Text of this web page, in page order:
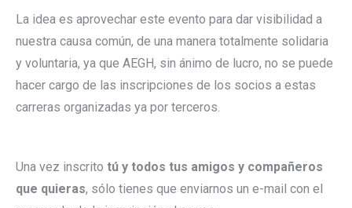
La idea es aprovechar este evento para dar visibilidad a
nuestra causa común, de una manera totalmente solidaria
y voluntaria, ya que AEGH, sin ánimo de lucro, no se puede
hacer cargo de las inscripciones de los socios a estas
carreras organizadas ya por terceros.
Una vez inscrito tú y todos tus amigos y compañeros
que quieras, sólo tienes que enviarnos un e-mail con el